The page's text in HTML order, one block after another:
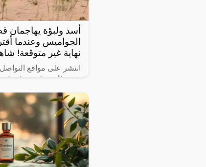
أسد ولبؤة يهاجمان
الجواميس وعندما
نهاية غير متوقعة!
انتشر على مواقع
فيديو لأسد ولبؤة
عملية من الرصد لأجل